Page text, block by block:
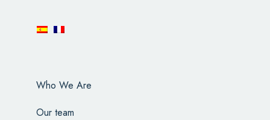
Who We Are
Our team